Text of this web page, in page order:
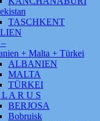
TASCHKENT
+ Malta + Türkei
ALBANIEN
MALTA
TÜRKEI
A R U S
BERJOSA
Bobruisk